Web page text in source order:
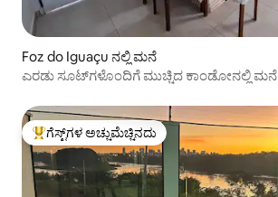
Foz do Iguaçu ನಲ್ಲಿ ಮನೆ
ಎರಡು ಸೂಟ್‌ಗಳೊಂದಿಗೆ ಮುಚ್ಚಿದ ಕಾಂಡೋನಲ್ಲಿ ಮನೆ
ಗೆಸ್ಟ್‌ಗಳಿಗೆ ಅತಿ ಹೆಚ್ಚು ಅಚ್ಚುಮೆಚ್ಚಿನದು
ಗೆಸ್ಟ್‌ಗಳ ಅಚ್ಚುಮೆಚ್ಚಿನದು